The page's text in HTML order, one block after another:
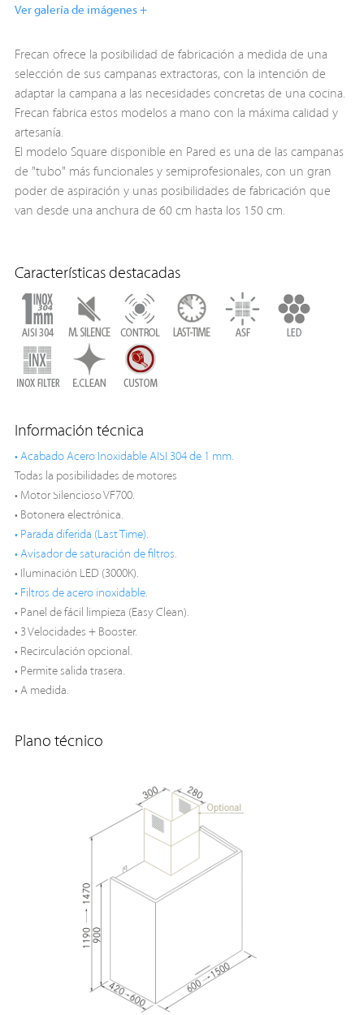
Ver galería de imágenes +
Frecan ofrece la posibilidad de fabricación a medida de una
selección de sus campanas extractoras, con la intención de
adaptar la campana a las necesidades concretas de una cocina.
Frecan fabrica estos modelos a mano con la máxima calidad y
artesanía.
El modelo Square disponible en Pared es una de las campanas
de "tubo" más funcionales y semiprofesionales, con un gran
poder de aspiración y unas posibilidades de fabricación que
van desde una anchura de 60 cm hasta los 150 cm.
Características destacadas
Información técnica
• Acabado Acero Inoxidable AISI 304 de 1 mm.
Todas la posibilidades de motores
• Motor Silencioso VF700.
• Botonera electrónica.
• Parada diferida (Last Time).
• Avisador de saturación de filtros.
• Iluminación LED (3000K).
• Filtros de acero inoxidable.
• Panel de fácil limpieza (Easy Clean).
• 3 Velocidades + Booster.
• Recirculación opcional.
• Permite salida trasera.
• A medida.
Plano técnico